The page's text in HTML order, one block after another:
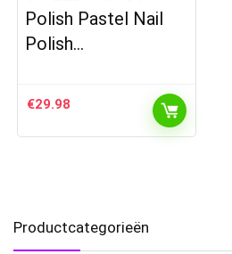
Polish Pastel Nail
Polish…
€29.98
Productcategorieën